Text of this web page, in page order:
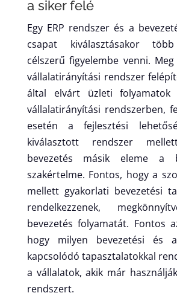
a siker felé
Egy ERP rendszer és a
csapat kiválasztásakor
célszerű figyelembe venni.
vállalatirányítási rendszer
által elvárt üzleti folyamatok
vállalatirányítási rendszerben,
esetén a fejlesztési
kiválasztott rendszer
bevezetés másik eleme a
szakértelme. Fontos, hogy a
mellett gyakorlati bevezetési
rendelkezzenek,
bevezetés folyamatát. Fontos
hogy milyen bevezetési és
kapcsolódó tapasztalatokkal
a vállalatok, akik már
rendszert.